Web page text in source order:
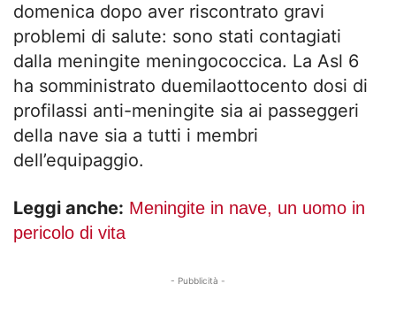
domenica dopo aver riscontrato gravi
problemi di salute: sono stati contagiati
dalla meningite meningococcica. La Asl 6
ha somministrato duemilaottocento dosi di
profilassi anti-meningite sia ai passeggeri
della nave sia a tutti i membri
dell’equipaggio.
Leggi anche: Meningite in nave, un uomo in
pericolo di vita
- Pubblicità -